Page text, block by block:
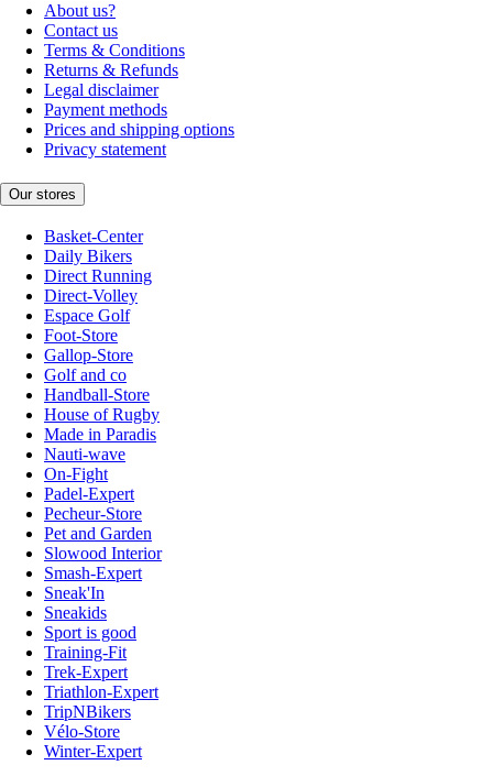
About us?
Contact us
Terms & Conditions
Returns & Refunds
Legal disclaimer
Payment methods
Prices and shipping options
Privacy statement
Our stores
Basket-Center
Daily Bikers
Direct Running
Direct-Volley
Espace Golf
Foot-Store
Gallop-Store
Golf and co
Handball-Store
House of Rugby
Made in Paradis
Nauti-wave
On-Fight
Padel-Expert
Pecheur-Store
Pet and Garden
Slowood Interior
Smash-Expert
Sneak'In
Sneakids
Sport is good
Training-Fit
Trek-Expert
Triathlon-Expert
TripNBikers
Vélo-Store
Winter-Expert